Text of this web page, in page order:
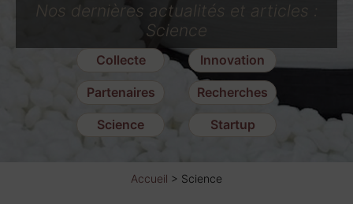
Nos dernières actualités et articles :
Science
Collecte Innovation
Partenaires Recherches
Science Startup
Accueil > Science